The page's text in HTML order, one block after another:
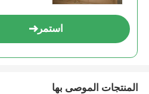
استمر
المنتجات الموصى بها